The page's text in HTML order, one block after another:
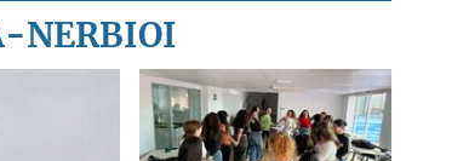
NERBIOI